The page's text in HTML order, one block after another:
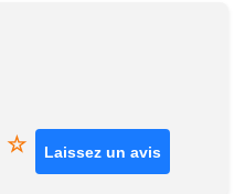
☆ Laissez un avis